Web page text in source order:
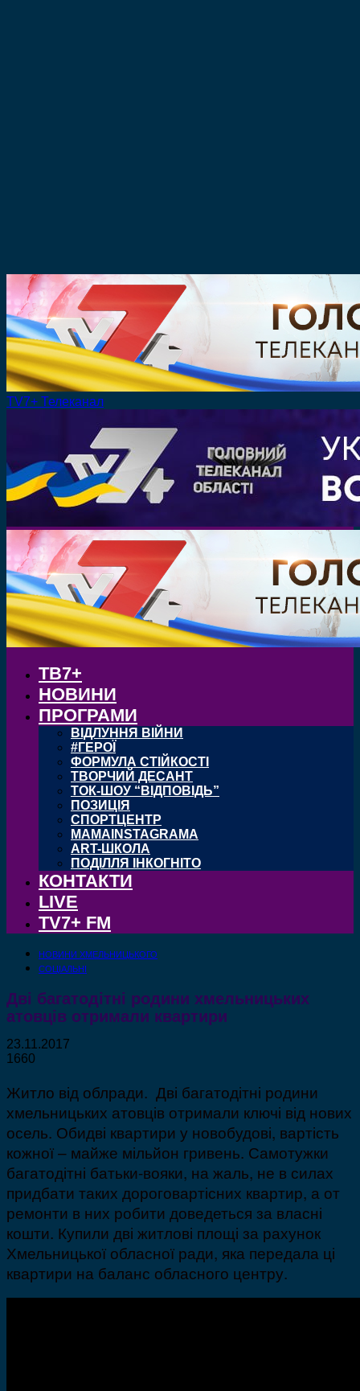
TV7+ Телеканал
ТВ7+
НОВИНИ
ПРОГРАМИ
ВІДЛУННЯ ВІЙНИ
#ГЕРОЇ
ФОРМУЛА СТІЙКОСТІ
ТВОРЧИЙ ДЕСАНТ
ТОК-ШОУ “ВІДПОВІДЬ”
ПОЗИЦІЯ
СПОРТЦЕНТР
MAMAINSTAGRAMA
ART-ШКОЛА
ПОДІЛЛЯ ІНКОГНІТО
КОНТАКТИ
LIVE
TV7+ FM
НОВИНИ ХМЕЛЬНИЦЬКОГО
СОЦІАЛЬНІ
Дві багатодітні родини хмельницьких
атовців отримали квартири
23.11.2017
1660
Житло від облради. Дві багатодітні родини
хмельницьких атовців отримали ключі від нових
осель. Обидві квартири у новобудові, вартість
кожної – майже мільйон гривень. Самотужки
багатодітні батьки-вояки, на жаль, не в силах
придбати таких дороговартісних квартир, а от
ремонти в них робити доведеться за власні
кошти. Купили дві житлові площі за рахунок
Хмельницької обласної ради, яка передала ці
квартири на баланс обласного центру.